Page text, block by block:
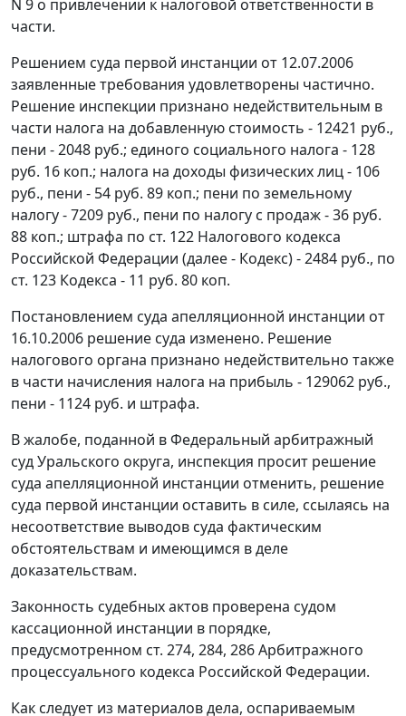
N 9 о привлечении к налоговой ответственности в
части.
Решением суда первой инстанции от 12.07.2006
заявленные требования удовлетворены частично.
Решение инспекции признано недействительным в
части налога на добавленную стоимость - 12421 руб.,
пени - 2048 руб.; единого социального налога - 128
руб. 16 коп.; налога на доходы физических лиц - 106
руб., пени - 54 руб. 89 коп.; пени по земельному
налогу - 7209 руб., пени по налогу с продаж - 36 руб.
88 коп.; штрафа по ст. 122 Налогового кодекса
Российской Федерации (далее - Кодекс) - 2484 руб., по
ст. 123 Кодекса - 11 руб. 80 коп.
Постановлением суда апелляционной инстанции от
16.10.2006 решение суда изменено. Решение
налогового органа признано недействительно также
в части начисления налога на прибыль - 129062 руб.,
пени - 1124 руб. и штрафа.
В жалобе, поданной в Федеральный арбитражный
суд Уральского округа, инспекция просит решение
суда апелляционной инстанции отменить, решение
суда первой инстанции оставить в силе, ссылаясь на
несоответствие выводов суда фактическим
обстоятельствам и имеющимся в деле
доказательствам.
Законность судебных актов проверена судом
кассационной инстанции в порядке,
предусмотренном ст. 274, 284, 286Арбитражного
процессуального кодекса Российской Федерации.
Как следует из материалов дела, оспариваемым